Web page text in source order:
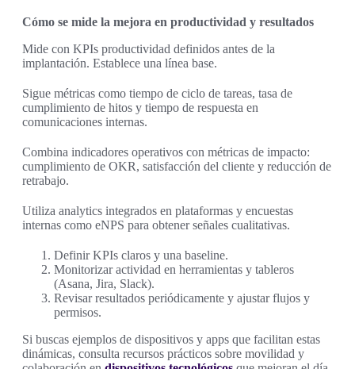
Cómo se mide la mejora en productividad y resultados
Mide con KPIs productividad definidos antes de la
implantación. Establece una línea base.
Sigue métricas como tiempo de ciclo de tareas, tasa de
cumplimiento de hitos y tiempo de respuesta en
comunicaciones internas.
Combina indicadores operativos con métricas de impacto:
cumplimiento de OKR, satisfacción del cliente y reducción de
retrabajo.
Utiliza analytics integrados en plataformas y encuestas
internas como eNPS para obtener señales cualitativas.
Definir KPIs claros y una baseline.
Monitorizar actividad en herramientas y tableros
(Asana, Jira, Slack).
Revisar resultados periódicamente y ajustar flujos y
permisos.
Si buscas ejemplos de dispositivos y apps que facilitan estas
dinámicas, consulta recursos prácticos sobre movilidad y